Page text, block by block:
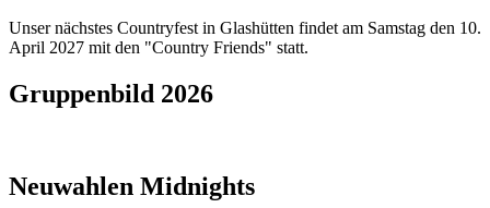
Unser nächstes Countryfest in Glashütten findet am Samstag den 10.
April 2027 mit den "Country Friends" statt.
Gruppenbild 2026
Neuwahlen Midnights